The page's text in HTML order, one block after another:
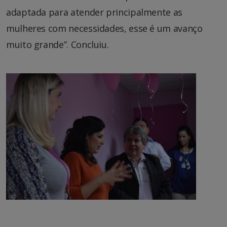
adaptada para atender principalmente as
mulheres com necessidades, esse é um avanço
muito grande”. Concluiu.